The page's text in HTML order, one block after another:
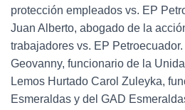
protección empleados vs. EP
Juan Alberto, abogado de la
trabajadores vs. EP
Geovanny, funcionario de la
Lemos Hurtado Carol Zuleyka,
Esmeraldas y del GAD